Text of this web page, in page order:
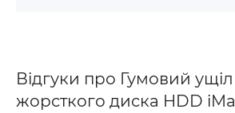
Відгуки про Гумовий
жорсткого диска HDD